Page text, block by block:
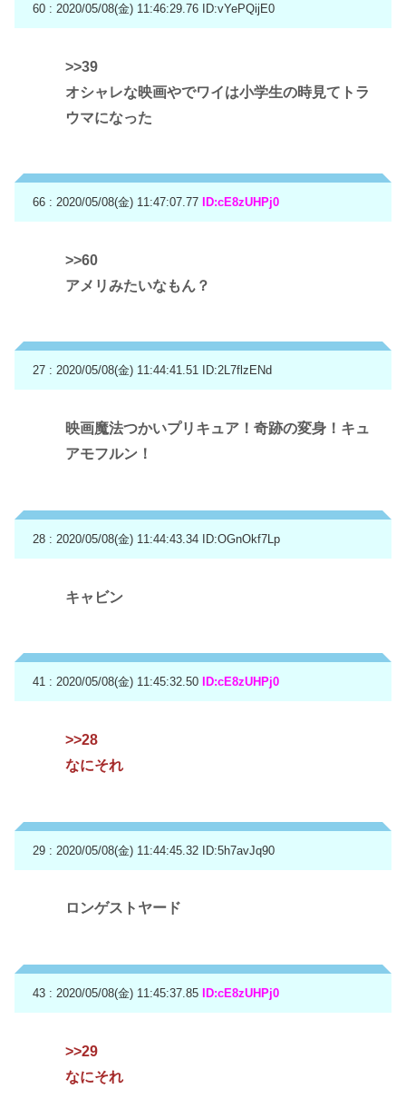
60 : 2020/05/08(金) 11:46:29.76 ID:vYePQijE0
>>39
オシャレな映画やでワイは小学生の時見てトラ
ウマになった
66 : 2020/05/08(金) 11:47:07.77 ID:cE8zUHPj0
>>60
アメリみたいなもん？
27 : 2020/05/08(金) 11:44:41.51 ID:2L7flzENd
映画魔法つかいプリキュア！奇跡の変身！キュ
アモフルン！
28 : 2020/05/08(金) 11:44:43.34 ID:OGnOkf7Lp
キャビン
41 : 2020/05/08(金) 11:45:32.50 ID:cE8zUHPj0
>>28
なにそれ
29 : 2020/05/08(金) 11:44:45.32 ID:5h7avJq90
ロンゲストヤード
43 : 2020/05/08(金) 11:45:37.85 ID:cE8zUHPj0
>>29
なにそれ